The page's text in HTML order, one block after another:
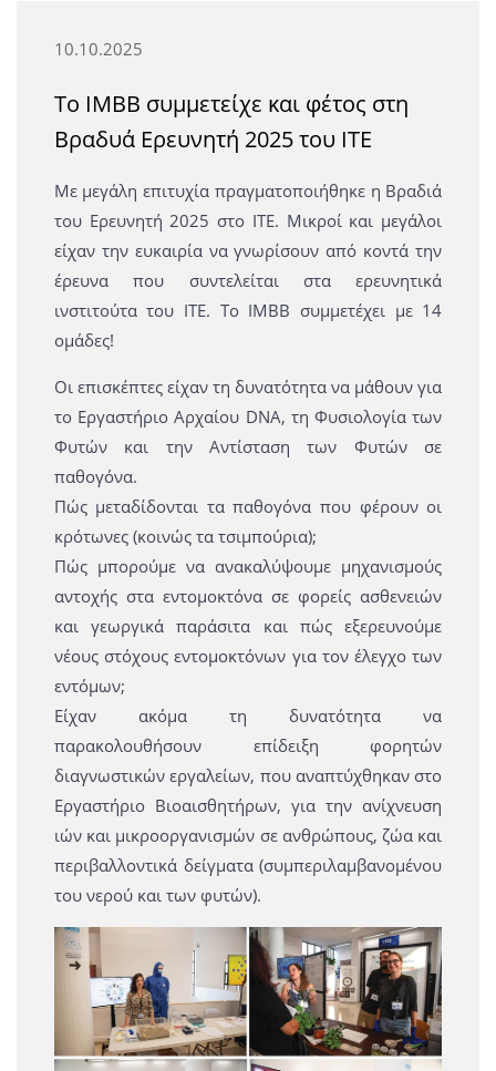
10.10.2025
Το ΙΜΒΒ συμμετείχε και φέτος στη
Βραδυά Ερευνητή 2025 του ΙΤΕ
Mε μεγάλη επιτυχία πραγματοποιήθηκε η Βραδιά
του Ερευνητή 2025 στο ΙΤΕ. Mικροί και μεγάλοι
είχαν την ευκαιρία να γνωρίσουν από κοντά την
έρευνα που συντελείται στα ερευνητικά
ινστιτούτα του ΙΤΕ. Το ΙΜΒΒ συμμετέχει με 14
ομάδες!
Οι επισκέπτες είχαν τη δυνατότητα να μάθουν για
το Εργαστήριο Αρχαίου DNA, τη Φυσιολογία των
Φυτών και την Αντίσταση των Φυτών σε
παθογόνα.
Πώς μεταδίδονται τα παθογόνα που φέρουν οι
κρότωνες (κοινώς τα τσιμπούρια);
Πώς μπορούμε να ανακαλύψουμε μηχανισμούς
αντοχής στα εντομοκτόνα σε φορείς ασθενειών
και γεωργικά παράσιτα και πώς εξερευνούμε
νέους στόχους εντομοκτόνων για τον έλεγχο των
εντόμων;
Είχαν ακόμα τη δυνατότητα να
παρακολουθήσουν επίδειξη φορητών
διαγνωστικών εργαλείων, που αναπτύχθηκαν στο
Εργαστήριο Βιοαισθητήρων, για την ανίχνευση
ιών και μικροοργανισμών σε ανθρώπους, ζώα και
περιβαλλοντικά δείγματα (συμπεριλαμβανομένου
του νερού και των φυτών).